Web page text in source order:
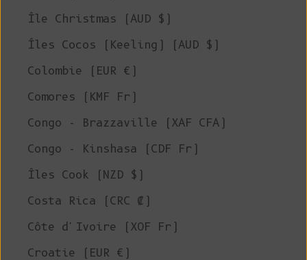
Île Christmas (AUD $)
Îles Cocos (Keeling) (AUD $)
Colombie (EUR €)
Comores (KMF Fr)
Congo - Brazzaville (XAF CFA)
Congo - Kinshasa (CDF Fr)
Îles Cook (NZD $)
Costa Rica (CRC ₡)
Côte d'Ivoire (XOF Fr)
Croatie (EUR €)